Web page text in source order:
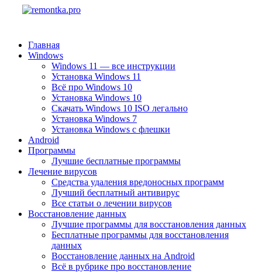
Главная
Windows
Windows 11 — все инструкции
Установка Windows 11
Всё про Windows 10
Установка Windows 10
Скачать Windows 10 ISO легально
Установка Windows 7
Установка Windows с флешки
Android
Программы
Лучшие бесплатные программы
Лечение вирусов
Средства удаления вредоносных программ
Лучший бесплатный антивирус
Все статьи о лечении вирусов
Восстановление данных
Лучшие программы для восстановления данных
Бесплатные программы для восстановления
данных
Восстановление данных на Android
Всё в рубрике про восстановление